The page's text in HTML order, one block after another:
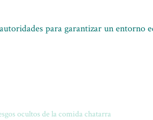
para garantizar un entorno
ocultos de la comida chatarra